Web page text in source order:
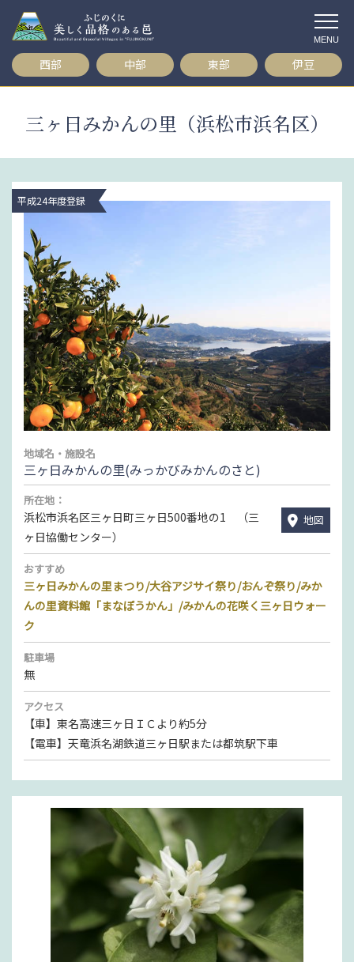
ツ
西部 中部 東部 伊豆
三ヶ日みかんの里（浜松市浜名区）
平成24年度登録
地域名・施設名
三ヶ日みかんの里(みっかびみかんのさと)
所在地：
浜松市浜名区三ヶ日町三ヶ日500番地の1 （三
ヶ日協働センター）
地図
おすすめ
三ヶ日みかんの里まつり/大谷アジサイ祭り/おんぞ祭り/みか
んの里資料館「まなぼうかん」/みかんの花咲く三ヶ日ウォー
ク
駐車場
無
アクセス
【車】東名高速三ヶ日ＩＣより約5分
【電車】天竜浜名湖鉄道三ヶ日駅または都筑駅下車